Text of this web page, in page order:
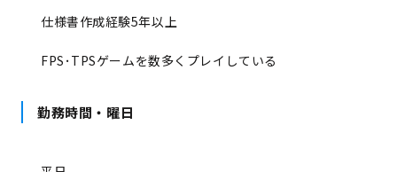
仕様書作成経験5年以上
FPS･TPSゲームを数多くプレイしている
勤務時間・曜日